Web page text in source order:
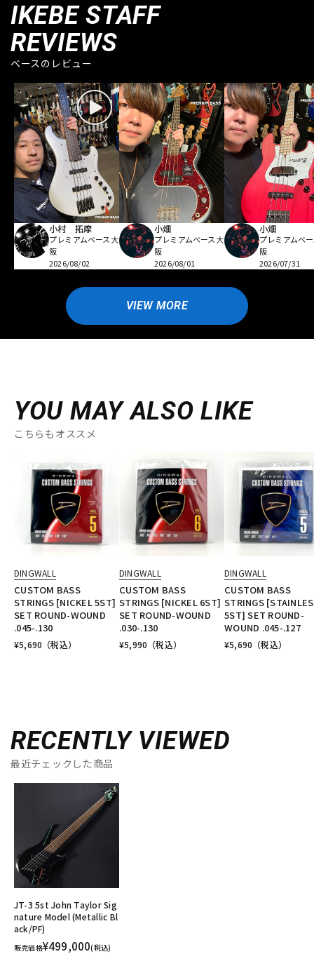
IKEBE STAFF
REVIEWS
ベースのレビュー
小村 拓摩
プレミアムベース大
阪
2026/08/02
小畑
プレミアムベース大
阪
2026/08/01
小畑
プレミアムベ
阪
2026/07/31
VIEW MORE
YOU MAY ALSO LIKE
こちらもオススメ
DINGWALL
CUSTOM BASS
STRINGS [NICKEL 5ST]
SET ROUND-WOUND
.045-.130
¥5,690 （税込）
DINGWALL
CUSTOM BASS
STRINGS [NICKEL 6ST]
SET ROUND-WOUND
.030-.130
¥5,990 （税込）
DINGWALL
CUSTOM BASS
STRINGS
5ST] SET ROUND-
WOUND .045-.127
¥5,690 （税込）
RECENTLY VIEWED
最近チェックした商品
JT-3 5st John Taylor Sig
nature Model (Metallic Bl
ack/PF)
販売価格¥499,000(税込)